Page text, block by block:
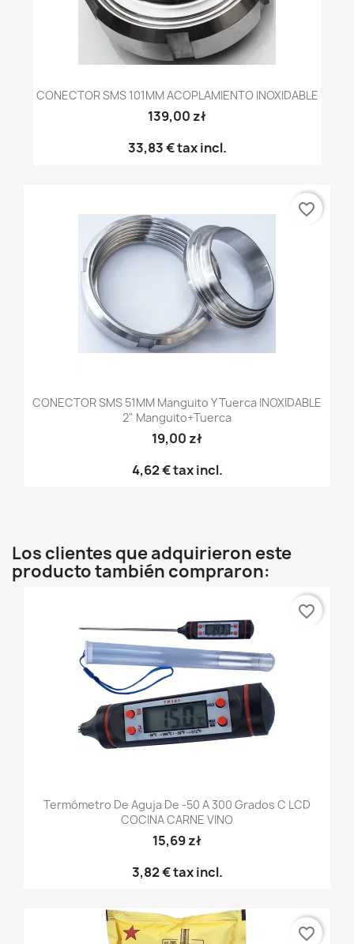
CONECTOR SMS 101MM ACOPLAMIENTO INOXIDABLE
139,00 zł
33,83 €tax incl.
CONECTOR SMS 51MM Manguito Y Tuerca INOXIDABLE
2" Manguito+tuerca
19,00 zł
4,62 €tax incl.
favorite_border
Los clientes que adquirieron este
producto también compraron:
Termómetro De Aguja De -50 A 300 Grados C LCD
COCINA CARNE VINO
15,69 zł
3,82 €tax incl.
favorite_border
favorite_border